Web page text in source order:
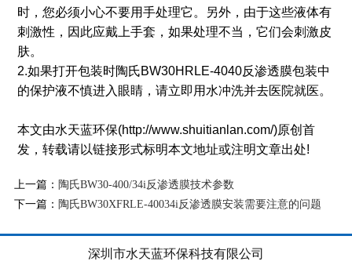
时，您必须小心不要用手处理它。另外，由于这些液体有
刺激性，因此应戴上手套，如果处理不当，它们会刺激皮
肤。
2.如果打开包装时陶氏BW30HRLE-4040反渗透膜包装中
的保护液不慎进入眼睛，请立即用水冲洗并去医院就医。
本文由水天蓝环保(http://www.shuitianlan.com/)原创首
发，转载请以链接形式标明本文地址或注明文章出处!
上一篇： 陶氏BW30-400/34i反渗透膜技术参数
下一篇： 陶氏BW30XFRLE-40034i反渗透膜安装需要注意的问题
深圳市水天蓝环保科技有限公司